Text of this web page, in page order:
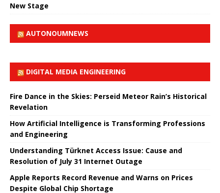
New Stage
AUTONOUMNEWS
DIGITAL MEDIA ENGINEERING
Fire Dance in the Skies: Perseid Meteor Rain’s Historical
Revelation
How Artificial Intelligence is Transforming Professions
and Engineering
Understanding Türknet Access Issue: Cause and
Resolution of July 31 Internet Outage
Apple Reports Record Revenue and Warns on Prices
Despite Global Chip Shortage